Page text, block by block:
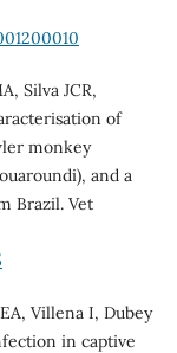
Silva JCR,
of
monkey
and a
Brazil. Vet
Villena I, Dubey
in captive